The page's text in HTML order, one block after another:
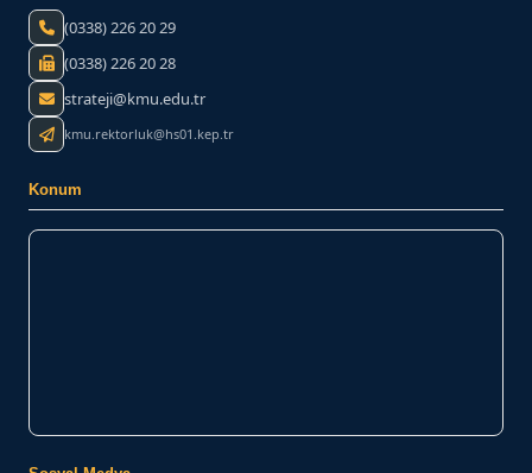
(0338) 226 20 29
(0338) 226 20 28
strateji@kmu.edu.tr
kmu.rektorluk@hs01.kep.tr
Konum